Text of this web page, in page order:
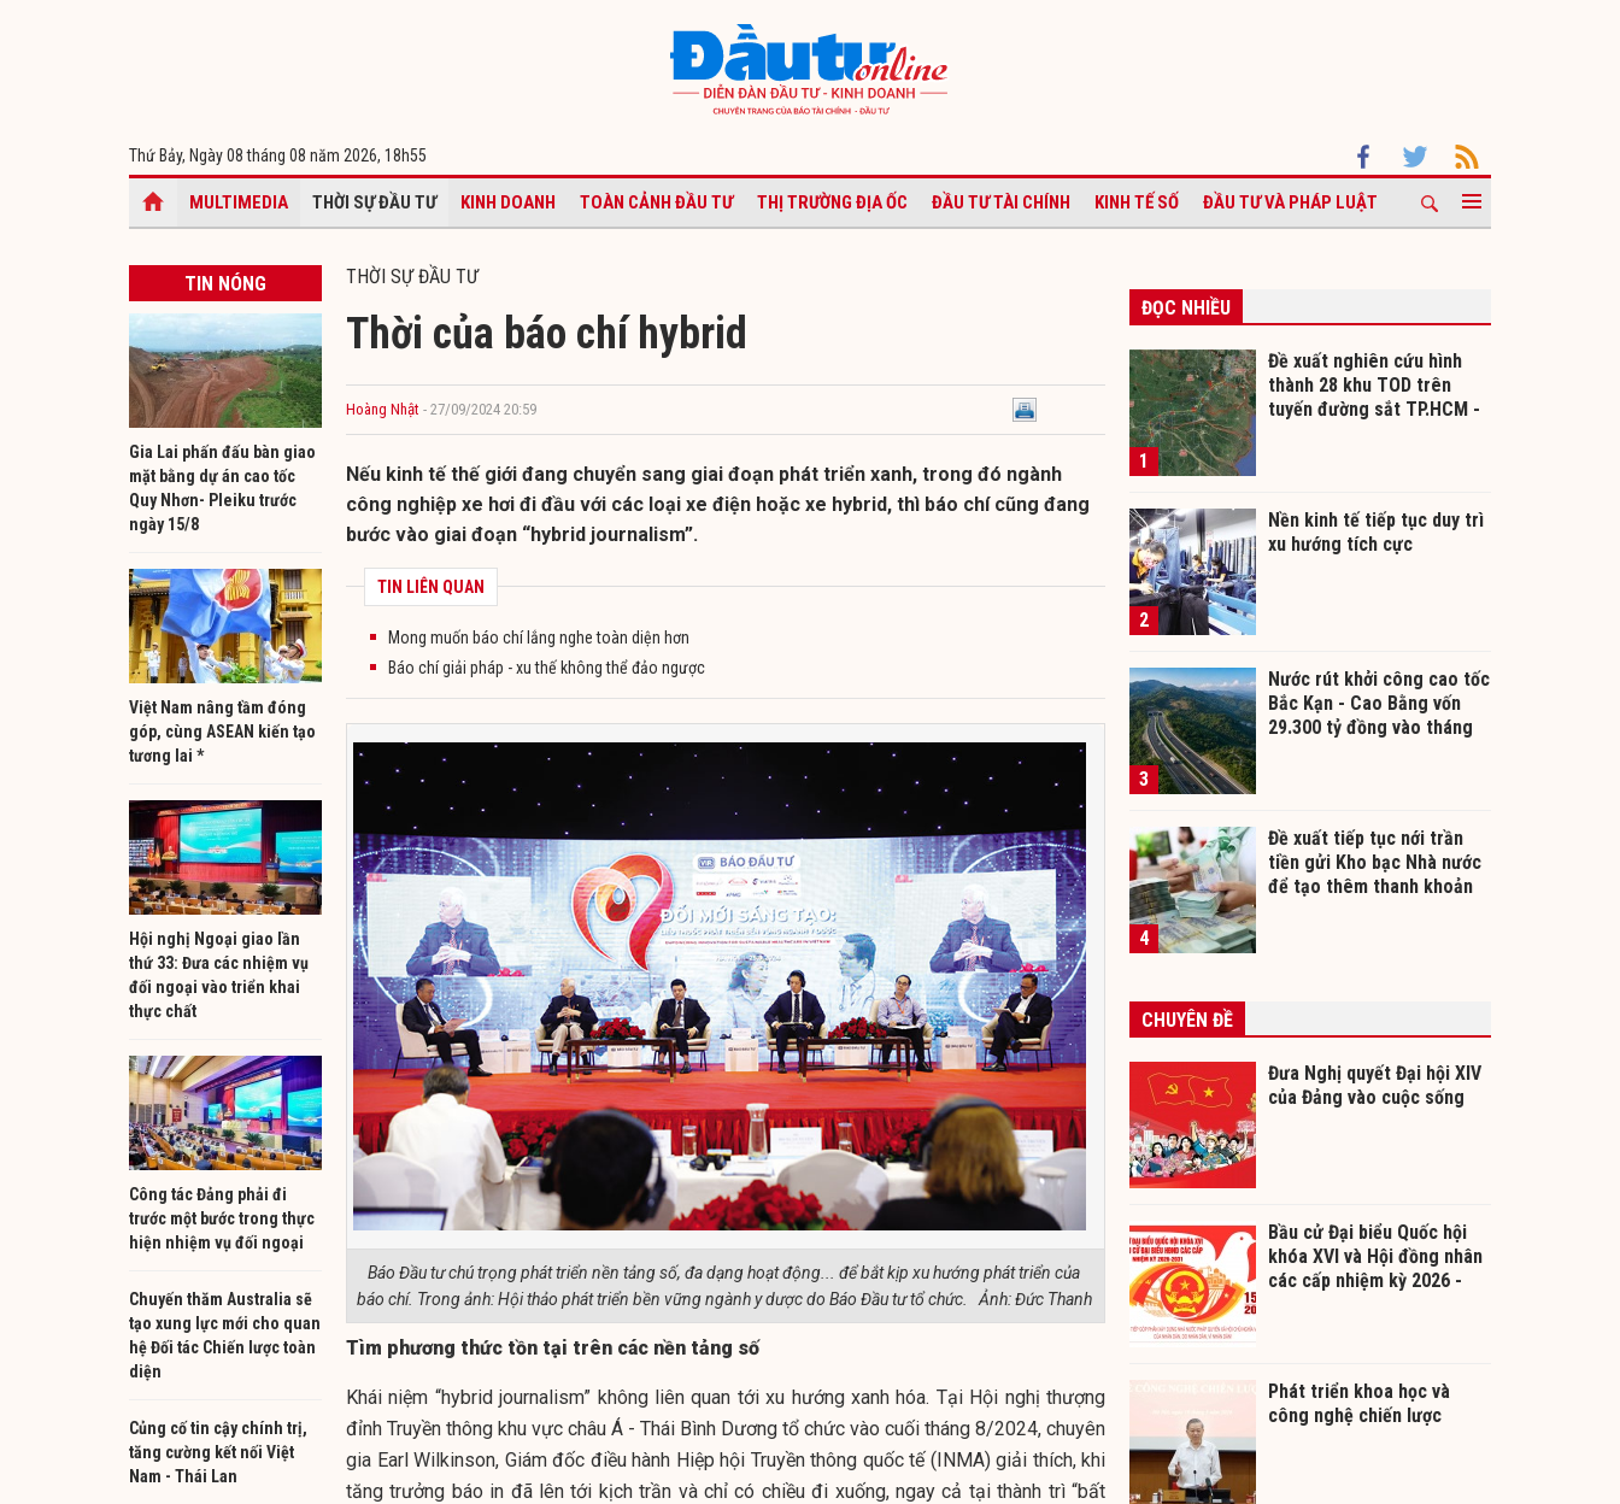
Thứ Bảy, Ngày 08 tháng 08 năm 2026, 18h55
MULTIMEDIA THỜI SỰ ĐẦU TƯ KINH DOANH TOÀN CẢNH ĐẦU TƯ THỊ TRƯỜNG ĐỊA ỐC ĐẦU TƯ TÀI CHÍNH KINH TẾ SỐ ĐẦU TƯ VÀ PHÁP LUẬT
TIN NÓNG
Gia Lai phấn đấu bàn giao
mặt bằng dự án cao tốc
Quy Nhơn- Pleiku trước
ngày 15/8
Việt Nam nâng tầm đóng
góp, cùng ASEAN kiến tạo
tương lai *
Hội nghị Ngoại giao lần
thứ 33: Đưa các nhiệm vụ
đối ngoại vào triển khai
thực chất
Công tác Đảng phải đi
trước một bước trong thực
hiện nhiệm vụ đối ngoại
Chuyến thăm Australia sẽ
tạo xung lực mới cho quan
hệ Đối tác Chiến lược toàn
diện
Củng cố tin cậy chính trị,
tăng cường kết nối Việt
Nam - Thái Lan
THỜI SỰ ĐẦU TƯ
Thời của báo chí hybrid
Hoàng Nhật - 27/09/2024 20:59
Nếu kinh tế thế giới đang chuyển sang giai đoạn phát triển xanh, trong đó ngành
công nghiệp xe hơi đi đầu với các loại xe điện hoặc xe hybrid, thì báo chí cũng đang
bước vào giai đoạn “hybrid journalism”.
TIN LIÊN QUAN
Mong muốn báo chí lắng nghe toàn diện hơn
Báo chí giải pháp - xu thế không thể đảo ngược
Báo Đầu tư chú trọng phát triển nền tảng số, đa dạng hoạt động... để bắt kịp xu hướng phát triển của
báo chí. Trong ảnh: Hội thảo phát triển bền vững ngành y dược do Báo Đầu tư tổ chức. Ảnh: Đức Thanh
Tìm phương thức tồn tại trên các nền tảng số
Khái niệm “hybrid journalism” không liên quan tới xu hướng xanh hóa. Tại Hội nghị thượng
đỉnh Truyền thông khu vực châu Á - Thái Bình Dương tổ chức vào cuối tháng 8/2024, chuyên
gia Earl Wilkinson, Giám đốc điều hành Hiệp hội Truyền thông quốc tế (INMA) giải thích, khi
tăng trưởng báo in đã lên tới kịch trần và chỉ có chiều đi xuống, ngay cả tại thành trì “bất
ĐỌC NHIỀU
1
Đề xuất nghiên cứu hình
thành 28 khu TOD trên
tuyến đường sắt TP.HCM -
2
Nền kinh tế tiếp tục duy trì
xu hướng tích cực
3
Nước rút khởi công cao tốc
Bắc Kạn - Cao Bằng vốn
29.300 tỷ đồng vào tháng
4
Đề xuất tiếp tục nới trần
tiền gửi Kho bạc Nhà nước
để tạo thêm thanh khoản
CHUYÊN ĐỀ
Đưa Nghị quyết Đại hội XIV
của Đảng vào cuộc sống
Bầu cử Đại biểu Quốc hội
khóa XVI và Hội đồng nhân
các cấp nhiệm kỳ 2026 -
Phát triển khoa học và
công nghệ chiến lược